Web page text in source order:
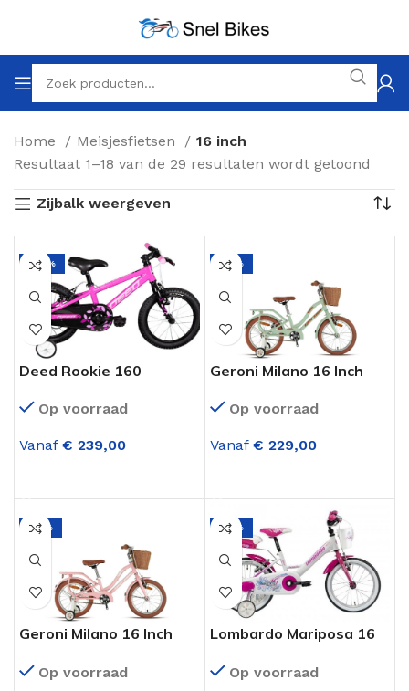
Home Meisjesfietsen
16 inch
Resultaat 1–18 van de 29 resultaten wordt getoond
Zijbalk weergeven
-20%
Deed Rookie 160
RozeOp voorraad
Vanaf € 239,00
-18%
Geroni Milano 16 Inch
Op voorraad
Vanaf € 229,00
-18%
Geroni Milano 16 Inch
Op voorraad
-14%
Lombardo Mariposa 16
RozeOp voorraad